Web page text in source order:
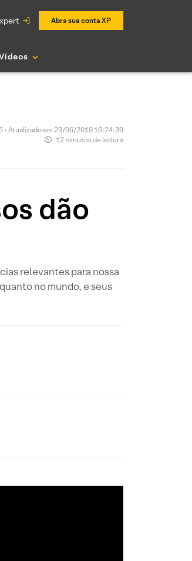
Abra sua conta XP
Atualizado em 23/06/2019 16:24:39
12 minutos de leitura
dão
relevantes para nossa
no mundo, e seus